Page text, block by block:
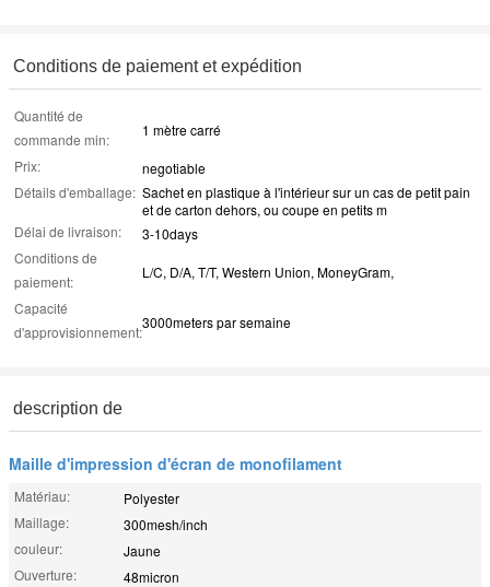
Conditions de paiement et expédition
Quantité de
commande min:
1 mètre carré
Prix:
negotiable
Détails d'emballage: Sachet en plastique à l'intérieur sur un cas de petit pain
et de carton dehors, ou coupe en petits m
Délai de livraison:
3-10days
Conditions de
paiement:
L/C, D/A, T/T, Western Union, MoneyGram,
Capacité
d'approvisionnement:
3000meters par semaine
description de
Maille d'impression d'écran de monofilament
Matériau:
Polyester
Maillage:
300mesh/inch
couleur:
Jaune
Ouverture:
48micron